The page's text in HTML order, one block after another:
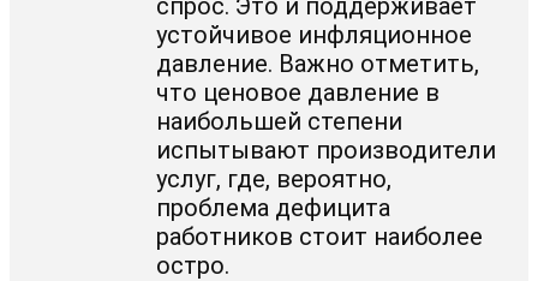
спрос. Это и поддерживает
устойчивое инфляционное
давление. Важно отметить,
что ценовое давление в
наибольшей степени
испытывают производители
услуг, где, вероятно,
проблема дефицита
работников стоит наиболее
остро.